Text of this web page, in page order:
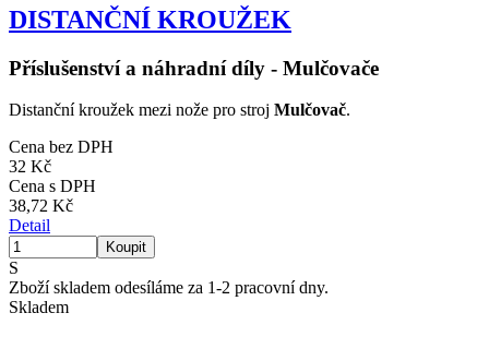
DISTANČNÍ KROUŽEK
Příslušenství a náhradní díly - Mulčovače
Distanční kroužek mezi nože pro stroj Mulčovač.
Cena bez DPH
32 Kč
Cena s DPH
38,72 Kč
Detail
S
Zboží skladem odesíláme za 1-2 pracovní dny.
Skladem